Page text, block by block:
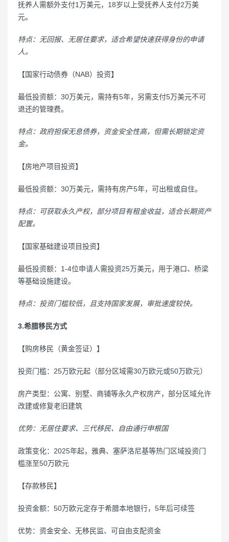
抚养人需额外支付1万美元，18岁以上受抚养人支付2万美
元。
特点：无回报、无居住要求，适合希望快速获得身份的申请
人。
【国家行动债券（NAB）投资】
最低投资额：30万美元，需持有5年，另需支付5万美元不可
退还的管理费。
特点：政府担保无息债券，资金安全性高，但需长期锁定资
金。
【房地产项目投资】
最低投资额：30万美元，需持有房产5年，可出租或自住。
特点：可获取永久产权，部分项目有租金收益，适合长期资产
配置。
【国家基础建设项目投资】
最低投资额：1-4位申请人需投资25万美元，用于港口、桥梁
等基础设施建设。
特点：投资门槛较低，且支持国家发展，审批速度较快。
3.希腊移民方式
【购房移民（黄金签证）】
投资门槛：25万欧元起（部分区域需30万欧元或50万欧元）
房产类型：公寓、别墅、商铺等永久产权房产，部分区域允许
改建或修复老旧建筑
优势：无居住要求、三代移民、自由通行申根国
政策变化：2025年起，雅典、塞萨洛尼基等热门区域投资门
槛涨至50万欧元
【存款移民】
投资金额：50万欧元定存于希腊本地银行，5年后可续签
优势：资金安全、无移民监、可自由支配资金